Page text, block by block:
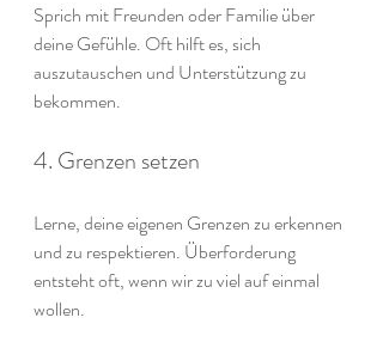
Sprich mit Freunden oder Familie über
deine Gefühle. Oft hilft es, sich
auszutauschen und Unterstützung zu
bekommen.
4. Grenzen setzen
Lerne, deine eigenen Grenzen zu erkennen
und zu respektieren. Überforderung
entsteht oft, wenn wir zu viel auf einmal
wollen.